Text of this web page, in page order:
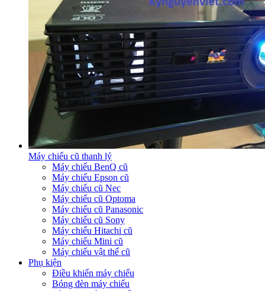
Máy chiếu cũ thanh lý
Máy chiếu BenQ cũ
Máy chiếu Epson cũ
Máy chiếu cũ Nec
Máy chiếu cũ Optoma
Máy chiếu cũ Panasonic
Máy chiếu cũ Sony
Máy chiếu Hitachi cũ
Máy chiếu Mini cũ
Máy chiếu vật thể cũ
Phụ kiện
Điều khiển máy chiếu
Bóng đèn máy chiếu